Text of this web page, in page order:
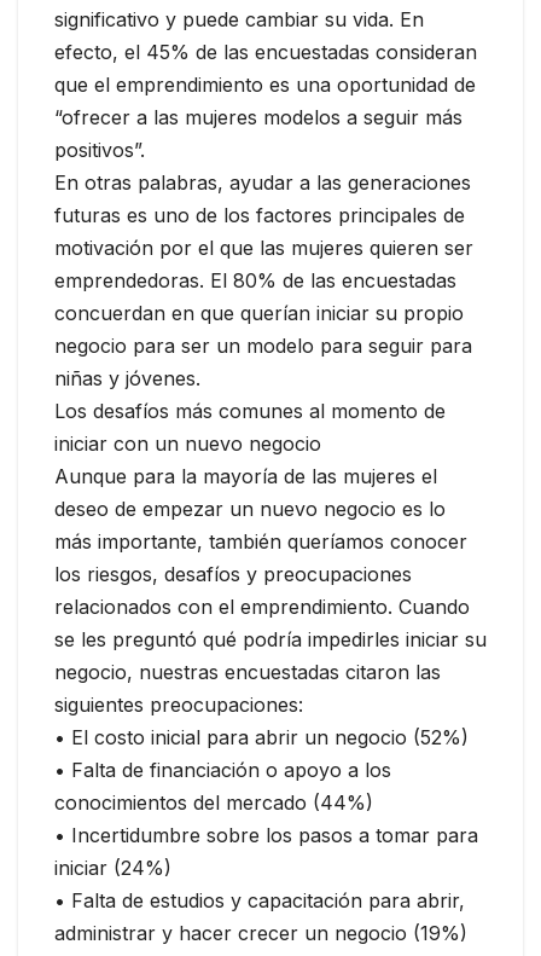
significativo y puede cambiar su vida. En
efecto, el 45% de las encuestadas consideran
que el emprendimiento es una oportunidad de
“ofrecer a las mujeres modelos a seguir más
positivos”.
En otras palabras, ayudar a las generaciones
futuras es uno de los factores principales de
motivación por el que las mujeres quieren ser
emprendedoras. El 80% de las encuestadas
concuerdan en que querían iniciar su propio
negocio para ser un modelo para seguir para
niñas y jóvenes.
Los desafíos más comunes al momento de
iniciar con un nuevo negocio
Aunque para la mayoría de las mujeres el
deseo de empezar un nuevo negocio es lo
más importante, también queríamos conocer
los riesgos, desafíos y preocupaciones
relacionados con el emprendimiento. Cuando
se les preguntó qué podría impedirles iniciar su
negocio, nuestras encuestadas citaron las
siguientes preocupaciones:
• El costo inicial para abrir un negocio (52%)
• Falta de financiación o apoyo a los
conocimientos del mercado (44%)
• Incertidumbre sobre los pasos a tomar para
iniciar (24%)
• Falta de estudios y capacitación para abrir,
administrar y hacer crecer un negocio (19%)